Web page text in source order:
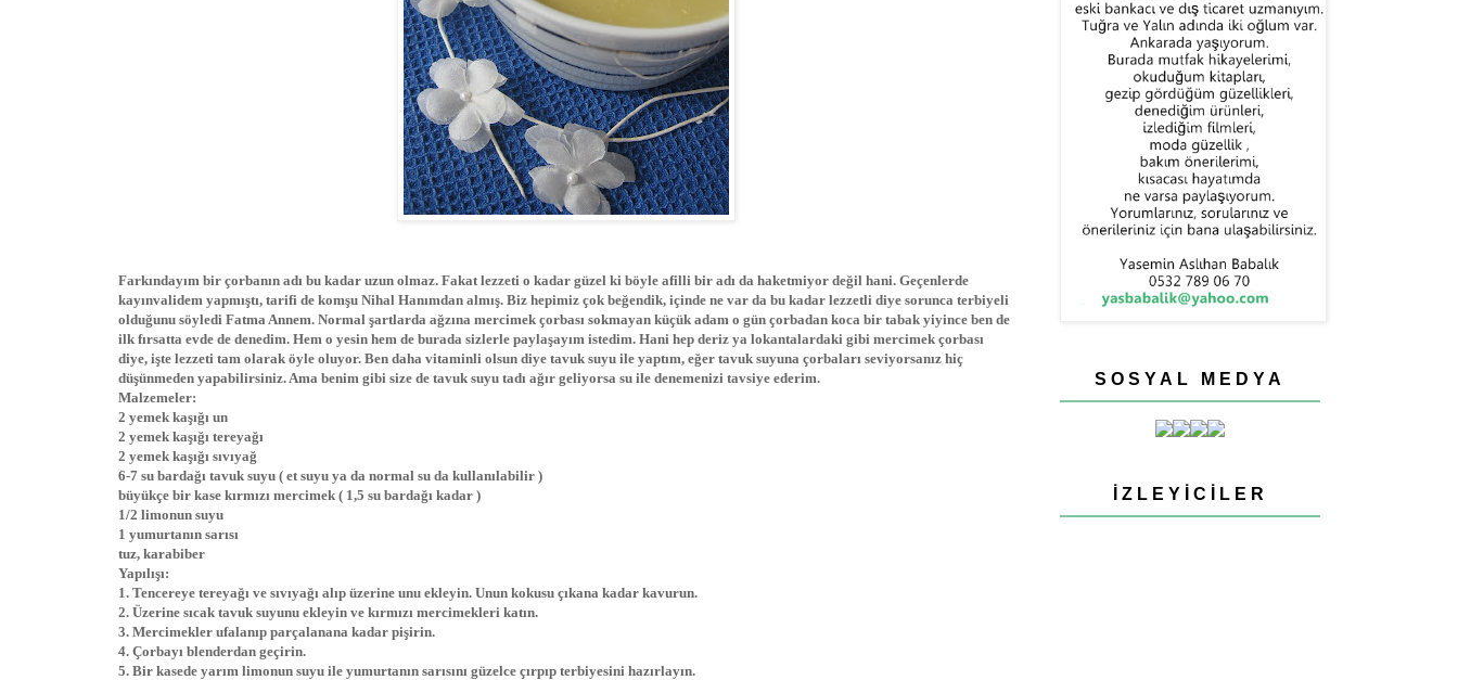
Farkındayım bir çorbanın adı bu kadar uzun olmaz. Fakat lezzeti o kadar güzel ki böyle afilli bir adı da haketmiyor değil hani. Geçenlerde
kayınvalidem yapmıştı, tarifi de komşu Nihal Hanımdan almış. Biz hepimiz çok beğendik, içinde ne var da bu kadar lezzetli diye sorunca terbiyeli
olduğunu söyledi Fatma Annem. Normal şartlarda ağzına mercimek çorbası sokmayan küçük adam o gün çorbadan koca bir tabak yiyince ben de
ilk fırsatta evde de denedim. Hem o yesin hem de burada sizlerle paylaşayım istedim. Hani hep deriz ya lokantalardaki gibi mercimek çorbası
diye, işte lezzeti tam olarak öyle oluyor. Ben daha vitaminli olsun diye tavuk suyu ile yaptım, eğer tavuk suyuna çorbaları seviyorsanız hiç
düşünmeden yapabilirsiniz. Ama benim gibi size de tavuk suyu tadı ağır geliyorsa su ile denemenizi tavsiye ederim.
Malzemeler:
2 yemek kaşığı un
2 yemek kaşığı tereyağı
2 yemek kaşığı sıvıyağ
6-7 su bardağı tavuk suyu ( et suyu ya da normal su da kullanılabilir )
büyükçe bir kase kırmızı mercimek ( 1,5 su bardağı kadar )
1/2 limonun suyu
1 yumurtanın sarısı
tuz, karabiber
Yapılışı:
1. Tencereye tereyağı ve sıvıyağı alıp üzerine unu ekleyin. Unun kokusu çıkana kadar kavurun.
2. Üzerine sıcak tavuk suyunu ekleyin ve kırmızı mercimekleri katın.
3. Mercimekler ufalanıp parçalanana kadar pişirin.
4. Çorbayı blenderdan geçirin.
5. Bir kasede yarım limonun suyu ile yumurtanın sarısını güzelce çırpıp terbiyesini hazırlayın.
SOSYAL MEDYA
İZLEYICILER